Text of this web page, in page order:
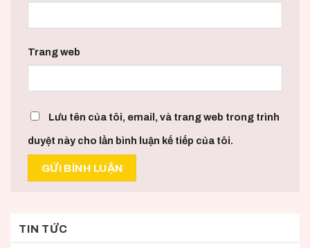
Trang web
Lưu tên của tôi, email, và trang web trong trình
duyệt này cho lần bình luận kế tiếp của tôi.
TIN TỨC